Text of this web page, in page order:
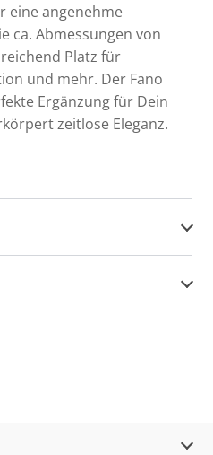
eine angenehme
ca. Abmessungen von
Platz für
und mehr. Der Fano
Ergänzung für Dein
zeitlose Eleganz.